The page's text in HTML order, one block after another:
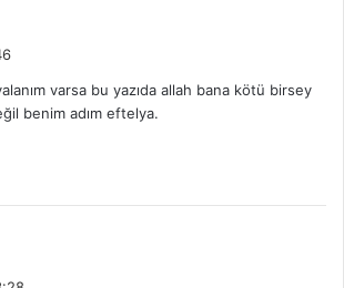
i
k
varsa bu yazıda allah bana kötü birsey
benim adım eftelya.